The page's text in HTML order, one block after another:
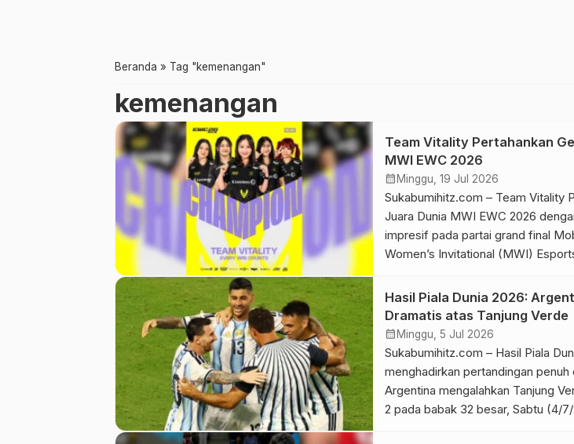
Beranda » Tag "kemenangan"
kemenangan
Team Vitality Pertahankan
MWI EWC 2026
calendar_month Minggu, 19 Jul 2026
Sukabumihitz.com – Team Vitality
Juara Dunia MWI EWC 2026
impresif pada partai grand final
Women’s Invitational (MWI)
itu mengalahkan wakil Filipina,
4-2 pada laga puncak yang
Prancis, Sabtu, 18 Juli 2026. […]
Hasil Piala Dunia 2026:
Dramatis atas Tanjung Verde
calendar_month Minggu, 5 Jul 2026
Sukabumihitz.com – Hasil Piala
menghadirkan pertandingan penuh
Argentina mengalahkan Tanjung
2 pada babak 32 besar, Sabtu (4/